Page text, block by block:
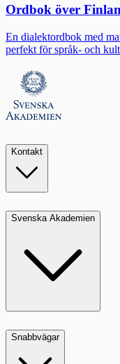
Ordbok över
En dialektordbok med
perfekt för språk- och
Kontakt
Svenska Akademien
Snabbvägar